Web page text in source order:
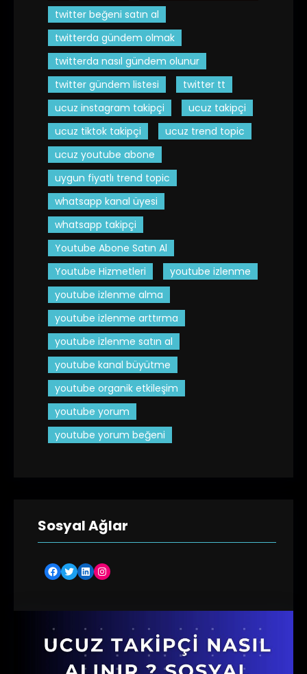
twitter beğeni satın al
twitterda gündem olmak
twitterda nasıl gündem olunur
twitter gündem listesi
twitter tt
ucuz instagram takipçi
ucuz takipçi
ucuz tiktok takipçi
ucuz trend topic
ucuz youtube abone
uygun fiyatlı trend topic
whatsapp kanal üyesi
whatsapp takipçi
Youtube Abone Satın Al
Youtube Hizmetleri
youtube izlenme
youtube izlenme alma
youtube izlenme arttırma
youtube izlenme satın al
youtube kanal büyütme
youtube organik etkileşim
youtube yorum
youtube yorum beğeni
Sosyal Ağlar
Facebook Twitter LinkedIn Instagram